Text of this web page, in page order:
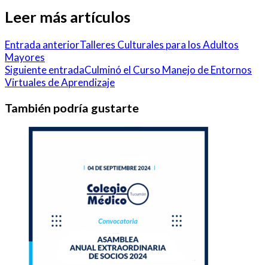
Leer más artículos
Entrada anteriorTalleres Culturales para los Adultos
Mayores
Siguiente entradaCulminó el Curso Manejo de Entornos
Virtuales de Aprendizaje
También podría gustarte